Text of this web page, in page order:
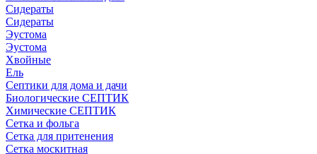
Сидераты
Сидераты
Эустома
Эустома
Хвойные
Ель
Септики для дома и дачи
Биологические СЕПТИК
Химические СЕПТИК
Сетка и фольга
Сетка для притенения
Сетка москитная